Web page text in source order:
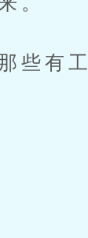
些有工